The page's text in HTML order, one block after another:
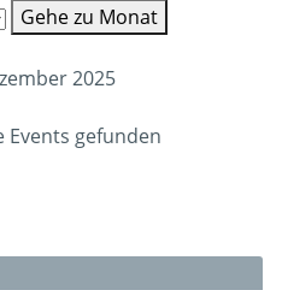
Gehe zu Monat
2025
Events gefunden